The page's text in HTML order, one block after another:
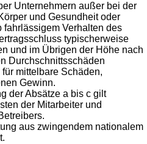
Unternehmern außer bei der
und Gesundheit oder
fahrlässigem Verhalten des
typischerweise
und im Übrigen der Höhe nach
Durchschnittsschäden
mittelbare Schäden,
Gewinn.
der Absätze a bis c gilt
der Mitarbeiter und
aus zwingendem nationalem